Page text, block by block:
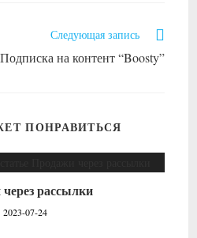
Следующая запись
Подписка на контент “Boosty”
ПОНРАВИТЬСЯ
рассылки
2023-07-24